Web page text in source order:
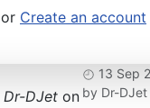
or Create an account
13 Sep
by Dr-DJet
Dr-DJet on